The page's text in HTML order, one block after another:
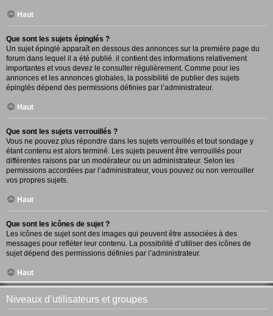
Haut
Que sont les sujets épinglés ?
Un sujet épinglé apparaît en dessous des annonces sur la première page du
forum dans lequel il a été publié. il contient des informations relativement
importantes et vous devez le consulter régulièrement. Comme pour les
annonces et les annonces globales, la possibilité de publier des sujets
épinglés dépend des permissions définies par l’administrateur.
Haut
Que sont les sujets verrouillés ?
Vous ne pouvez plus répondre dans les sujets verrouillés et tout sondage y
étant contenu est alors terminé. Les sujets peuvent être verrouillés pour
différentes raisons par un modérateur ou un administrateur. Selon les
permissions accordées par l’administrateur, vous pouvez ou non verrouiller
vos propres sujets.
Haut
Que sont les icônes de sujet ?
Les icônes de sujet sont des images qui peuvent être associées à des
messages pour refléter leur contenu. La possibilité d’utiliser des icônes de
sujet dépend des permissions définies par l’administrateur.
Haut
Niveaux d’utilisateurs et groupes